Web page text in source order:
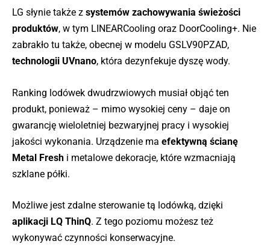
LG słynie także z systemów zachowywania świeżości
produktów, w tym LINEARCooling oraz DoorCooling+. Nie
zabrakło tu także, obecnej w modelu GSLV90PZAD,
technologii UVnano, która dezynfekuje dyszę wody.
Ranking lodówek dwudrzwiowych musiał objąć ten
produkt, ponieważ – mimo wysokiej ceny – daje on
gwarancję wieloletniej bezwaryjnej pracy i wysokiej
jakości wykonania. Urządzenie ma efektywną ścianę
Metal Fresh i metalowe dekoracje, które wzmacniają
szklane półki.
Możliwe jest zdalne sterowanie tą lodówką, dzięki
aplikacji LQ ThinQ. Z tego poziomu możesz też
wykonywać czynności konserwacyjne.